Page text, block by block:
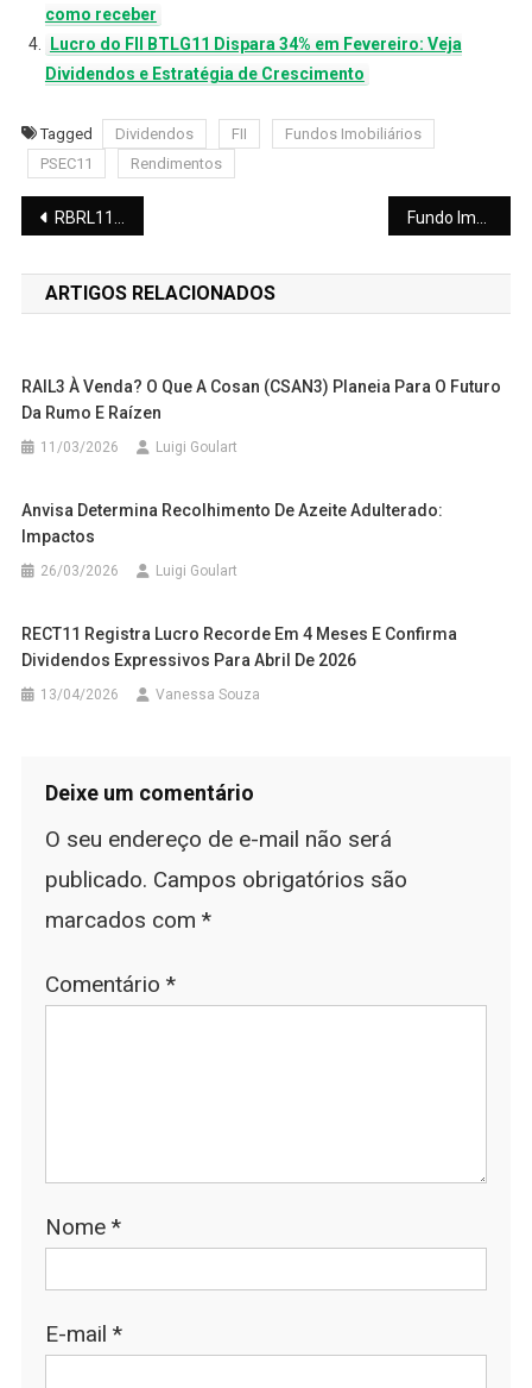
como receber
Lucro do FII BTLG11 Dispara 34% em Fevereiro: Veja
Dividendos e Estratégia de Crescimento
Tagged Dividendos FII
Fundos Imobiliários
PSEC11
Rendimentos
Navegação
de
Post
RBRL11: Fundo imobiliário mantém estabilidade e confirma dividendos para abril de 2026; veja os detalhes Fundo Imobiliário PCIP11 divulga novos dividendos para abril de 2026; veja quanto receber
ARTIGOS RELACIONADOS
RAIL3 À Venda? O Que A Cosan (CSAN3) Planeia Para O Futuro
Da Rumo E Raízen
11/03/2026 Luigi Goulart
Anvisa Determina Recolhimento De Azeite Adulterado:
Impactos
26/03/2026 Luigi Goulart
RECT11 Registra Lucro Recorde Em 4 Meses E Confirma
Dividendos Expressivos Para Abril De 2026
13/04/2026 Vanessa Souza
Deixe um comentário
O seu endereço de e-mail não será
publicado. Campos obrigatórios são
marcados com *
Comentário *
Nome *
E-mail *